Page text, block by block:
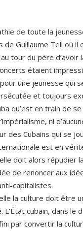
de toute la
de Guillaume Tell où il
tour du père d’avoir
étaient
une jeunesse qui
et toujours
qu’est en train de
ni
des Cubains qui se
est en
doit alors répudier
de renoncer aux
capitalistes.
la culture doit être
cubain, dans le
par convertir la